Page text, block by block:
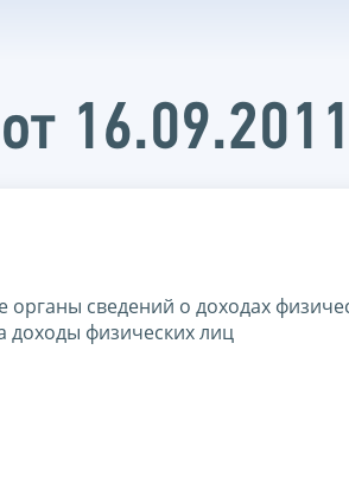
сведений о доходах
доходы физических лиц